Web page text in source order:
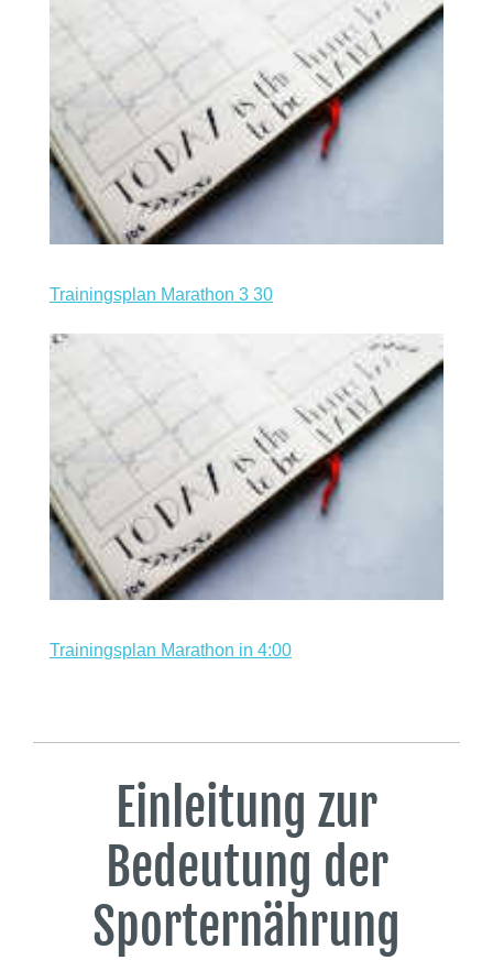
Trainingsplan Marathon 3 30
Trainingsplan Marathon in 4:00
Einleitung zur
Bedeutung der
Sporternährung